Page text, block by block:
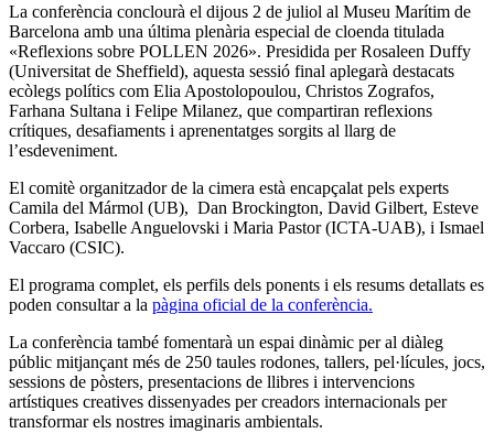
La conferència conclourà el dijous 2 de juliol al Museu Marítim de
Barcelona amb una última plenària especial de cloenda titulada
«Reflexions sobre POLLEN 2026». Presidida per Rosaleen Duffy
(Universitat de Sheffield), aquesta sessió final aplegarà destacats
ecòlegs polítics com Elia Apostolopoulou, Christos Zografos,
Farhana Sultana i Felipe Milanez, que compartiran reflexions
crítiques, desafiaments i aprenentatges sorgits al llarg de
l’esdeveniment.
El comitè organitzador de la cimera està encapçalat pels experts
Camila del Mármol (UB), Dan Brockington, David Gilbert, Esteve
Corbera, Isabelle Anguelovski i Maria Pastor (ICTA-UAB), i Ismael
Vaccaro (CSIC).
El programa complet, els perfils dels ponents i els resums detallats es
poden consultar a la pàgina oficial de la conferència.
La conferència també fomentarà un espai dinàmic per al diàleg
públic mitjançant més de 250 taules rodones, tallers, pel·lícules, jocs,
sessions de pòsters, presentacions de llibres i intervencions
artístiques creatives dissenyades per creadors internacionals per
transformar els nostres imaginaris ambientals.